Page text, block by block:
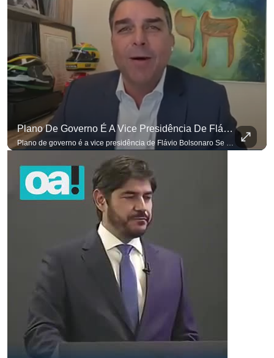
Plano De Governo É A Vice Presidência De Flávio Bolsonaro
Plano de governo é a vice presidência de Flávio Bolsonaro Se você busca informação com credibilidade, inscreva-se agora e ative o